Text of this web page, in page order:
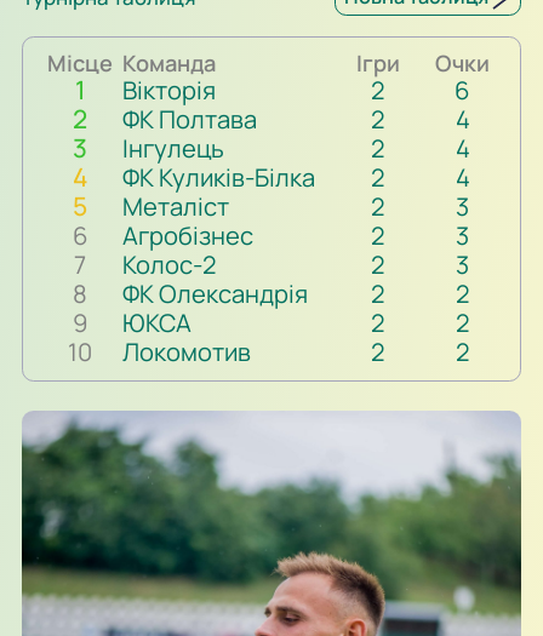
Місце Команда Ігри Очки
1 Вікторія 2
6
2
ФК Полтава 2
4
3
Інгулець 2
4
4
ФК Куликів-Білка 2
4
5
Металіст 2
3
6
Агробізнес 2
3
7
Колос-2 2
3
8
ФК Олександрія 2
2
9
ЮКСА 2
2
10
Локомотив 2 2